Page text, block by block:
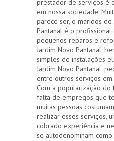
prestador de serviços é
em nossa sociedade.
parece ser, o maridos
Pantanal é o
pequenos reparos e
Jardim Novo Pantanal,
simples de instalações
Jardim Novo Pantanal,
entre outros serviços em
Com a popularização do
falta de empregos que
muitas pessoas
realizar esses serviços,
cobrado experiência e
se autodenominam